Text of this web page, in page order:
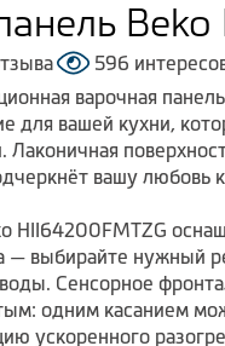
596
варочная
для вашей кухни,
вашу любовь
HII64200FMTZG
— выбирайте нужный
Сенсорное
одним касанием
ускоренного